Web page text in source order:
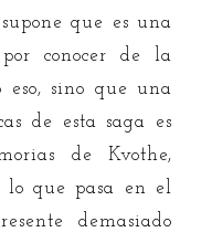
que es una
conocer de la
eso, sino que una
de esta saga es
de Kvothe,
lo que pasa en el
demasiado